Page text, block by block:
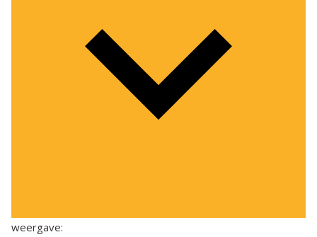
weergave: